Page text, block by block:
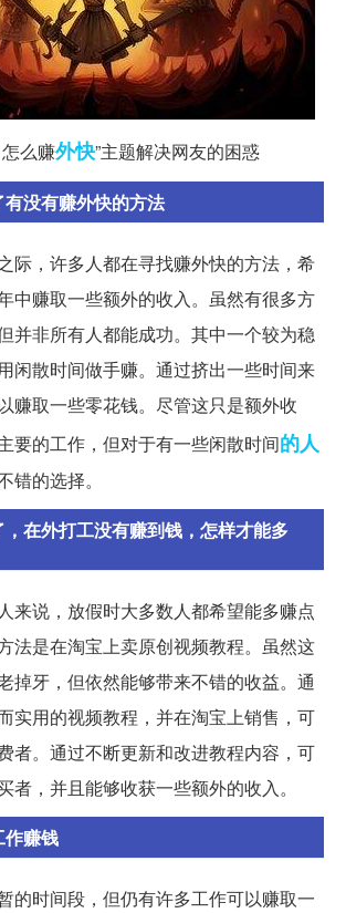
么赚外快”主题解决网友的困惑
没有赚外快的方法
际，许多人都在寻找赚外快的方法，希
中赚取一些额外的收入。虽然有很多方
并非所有人都能成功。其中一个较为稳
闲散时间做手赚。通过挤出一些时间来
赚取一些零花钱。尽管这只是额外收
要的工作，但对于有一些闲散时间的人
错的选择。
在外打工没有赚到钱，怎样才能多
来说，放假时大多数人都希望能多赚点
法是在淘宝上卖原创视频教程。虽然这
掉牙，但依然能够带来不错的收益。通
实用的视频教程，并在淘宝上销售，可
者。通过不断更新和改进教程内容，可
者，并且能够收获一些额外的收入。
作赚钱
的时间段，但仍有许多工作可以赚取一